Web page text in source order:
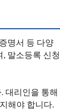
명서 등 다양
말소등록 신청
대리인을 통해
해야 합니다.